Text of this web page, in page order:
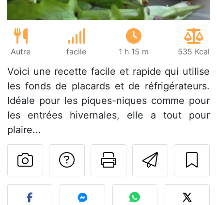
Autre facile 1 h 15 m 535 Kcal
Voici une recette facile et rapide qui utilise
les fonds de placards et de réfrigérateurs.
Idéale pour les piques-niques comme pour
les entrées hivernales, elle a tout pour
plaire...
Imprimer
Poser une
Publier votre photo de